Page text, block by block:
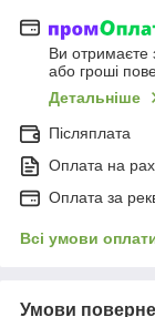
Ви отримаєте
або гроші
Детальніше
Післяплата
Оплата на
Оплата за
Всі умови
Умови